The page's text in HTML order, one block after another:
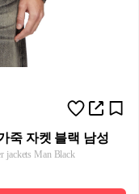
죽 자켓 블랙 남성
jackets Man Black